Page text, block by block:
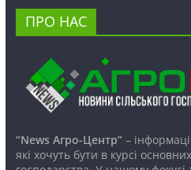
ПРО НАС
“News Агро-Центр”–
які хочуть бути в курсі